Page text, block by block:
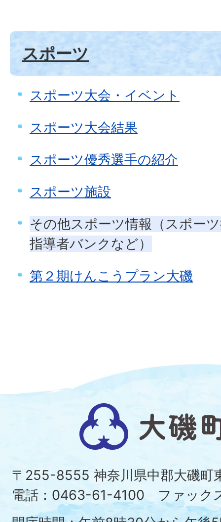
スポーツ
スポーツ大会・イベント
スポーツ大会結果
スポーツ優秀選手の紹介
スポーツ施設
その他スポーツ情報（スポー
指導者バンクなど）
第２期けんこうプラン大磯
大
磯
町
〒255-8555 神奈川県中郡大磯
電話：0463-61-4100 ファック